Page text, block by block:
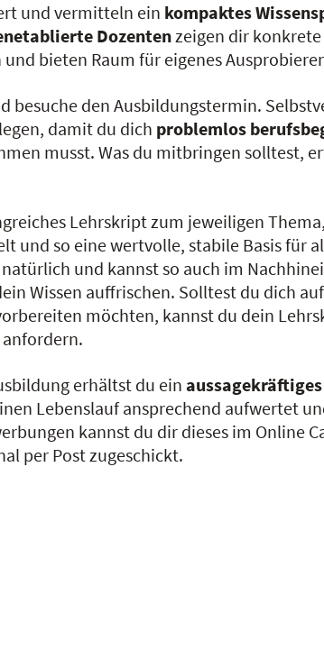
und vermitteln ein kompaktes
Dozentenzeigen dir
bieten Raum für eigenes
besuche den Ausbildungstermin.
damit du dich problemlos
musst. Was du mitbringen solltest,
Lehrskript zum jeweiligen
und so eine wertvolle, stabile Basis für
und kannst so auch im
Wissen auffrischen. Solltest du dich
möchten, kannst du dein
anfordern.
erhältst du ein aussagekräftiges
Lebenslauf ansprechend aufwertet
kannst du dir dieses im Online
per Post zugeschickt.